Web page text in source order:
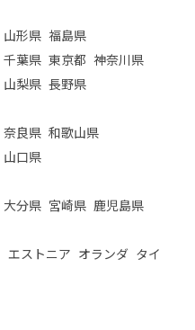
山形県 福島県
千葉県 東京都 神奈川県
山梨県 長野県
奈良県 和歌山県
山口県
大分県 宮崎県 鹿児島県
エストニア オランダ タイ